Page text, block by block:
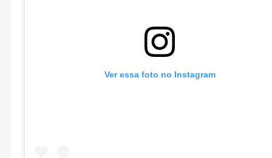
Ver essa foto no Instagram